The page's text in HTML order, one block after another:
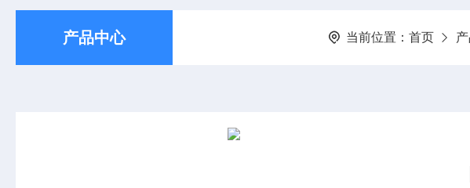
产品中心 当前位置： 首页